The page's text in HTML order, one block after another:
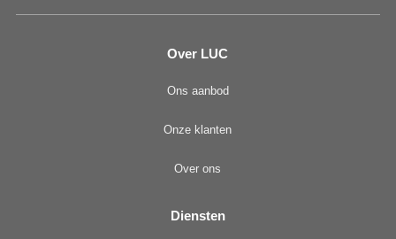
Over LUC
Ons aanbod
Onze klanten
Over ons
Diensten